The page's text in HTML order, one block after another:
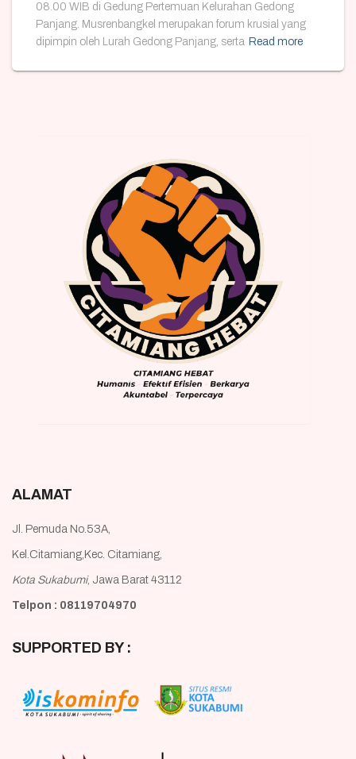
08.00 WIB di Gedung Pertemuan Kelurahan Gedong
Panjang. Musrenbangkel merupakan forum krusial yang
dipimpin oleh Lurah Gedong Panjang, serta Read more
ALAMAT
Jl. Pemuda No.53A,
Kel.Citamiang,Kec. Citamiang,
Kota Sukabumi, Jawa Barat 43112
Telpon : 08119704970
SUPPORTED BY :